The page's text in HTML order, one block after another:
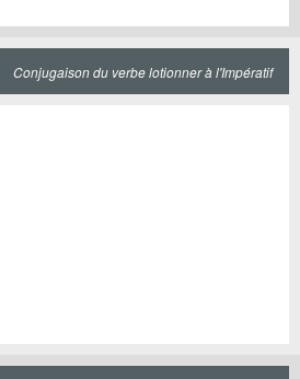
Conjugaison du verbe lotionner à l'Impératif